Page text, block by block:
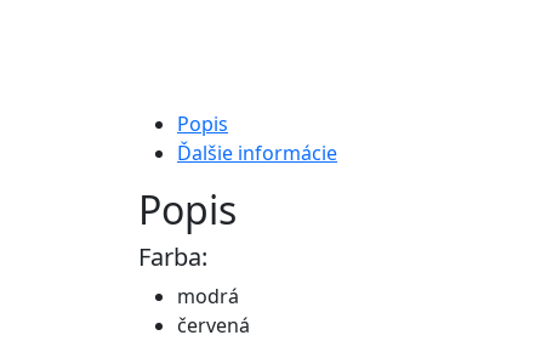
Popis
Ďalšie informácie
Popis
Farba:
modrá
červená